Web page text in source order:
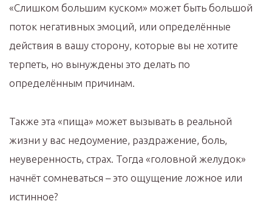
«Слишком большим куском» может быть большой
поток негативных эмоций, или определённые
действия в вашу сторону, которые вы не хотите
терпеть, но вынуждены это делать по
определённым причинам.
Также эта «пища» может вызывать в реальной
жизни у вас недоумение, раздражение, боль,
неуверенность, страх. Тогда «головной желудок»
начнёт сомневаться – это ощущение ложное или
истинное?